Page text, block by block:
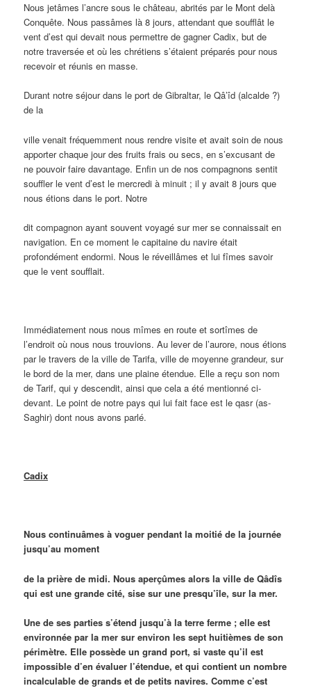
Nous jetâmes l’ancre sous le château, abrités par le Mont delà
Conquête. Nous passâmes là 8 jours, attendant que soufflât le
vent d’est qui devait nous permettre de gagner Cadix, but de
notre traversée et où les chrétiens s’étaient préparés pour nous
recevoir et réunis en masse.
Durant notre séjour dans le port de Gibraltar, le Qâ’îd (alcalde ?)
de la
ville venait fréquemment nous rendre visite et avait soin de nous
apporter chaque jour des fruits frais ou secs, en s’excusant de
ne pouvoir faire davantage. Enfin un de nos compagnons sentit
souffler le vent d’est le mercredi à minuit ; il y avait 8 jours que
nous étions dans le port. Notre
dit compagnon ayant souvent voyagé sur mer se connaissait en
navigation. En ce moment le capitaine du navire était
profondément endormi. Nous le réveillâmes et lui fîmes savoir
que le vent soufflait.
Immédiatement nous nous mîmes en route et sortîmes de
l’endroit où nous nous trouvions. Au lever de l’aurore, nous étions
par le travers de la ville de Tarifa, ville de moyenne grandeur, sur
le bord de la mer, dans une plaine étendue. Elle a reçu son nom
de Tarif, qui y descendit, ainsi que cela a été mentionné ci-
devant. Le point de notre pays qui lui fait face est le qasr (as-
Saghir) dont nous avons parlé.
Cadix
Nous continuâmes à voguer pendant la moitié de la journée
jusqu’au moment
de la prière de midi. Nous aperçûmes alors la ville de Qâdîs
qui est une grande cité, sise sur une presqu’île, sur la mer.
Une de ses parties s’étend jusqu’à la terre ferme ; elle est
environnée par la mer sur environ les sept huitièmes de son
périmètre. Elle possède un grand port, si vaste qu’il est
impossible d’en évaluer l’étendue, et qui contient un nombre
incalculable de grands et de petits navires. Comme c’est